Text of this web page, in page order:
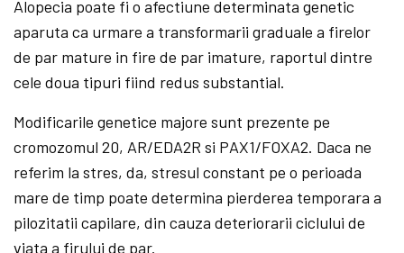
Alopecia poate fi o afectiune determinata genetic
aparuta ca urmare a transformarii graduale a firelor
de par mature in fire de par imature, raportul dintre
cele doua tipuri fiind redus substantial.
Modificarile genetice majore sunt prezente pe
cromozomul 20, AR/EDA2R si PAX1/FOXA2. Daca ne
referim la stres, da, stresul constant pe o perioada
mare de timp poate determina pierderea temporara a
pilozitatii capilare, din cauza deteriorarii ciclului de
viata a firului de par.